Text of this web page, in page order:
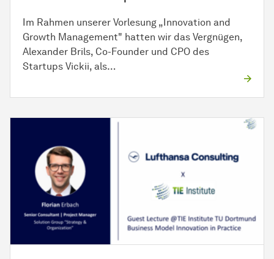
Im Rahmen unserer Vorlesung „Innovation and
Growth Management" hatten wir das Vergnügen,
Alexander Brils, Co-Founder und CPO des
Startups Vickii, als…